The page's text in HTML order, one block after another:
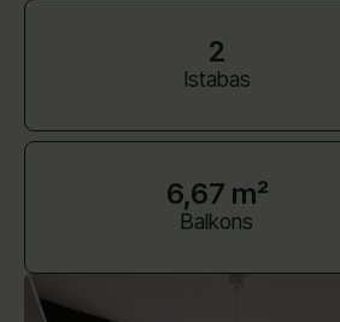
2
Istabas
6,67 m²
Balkons